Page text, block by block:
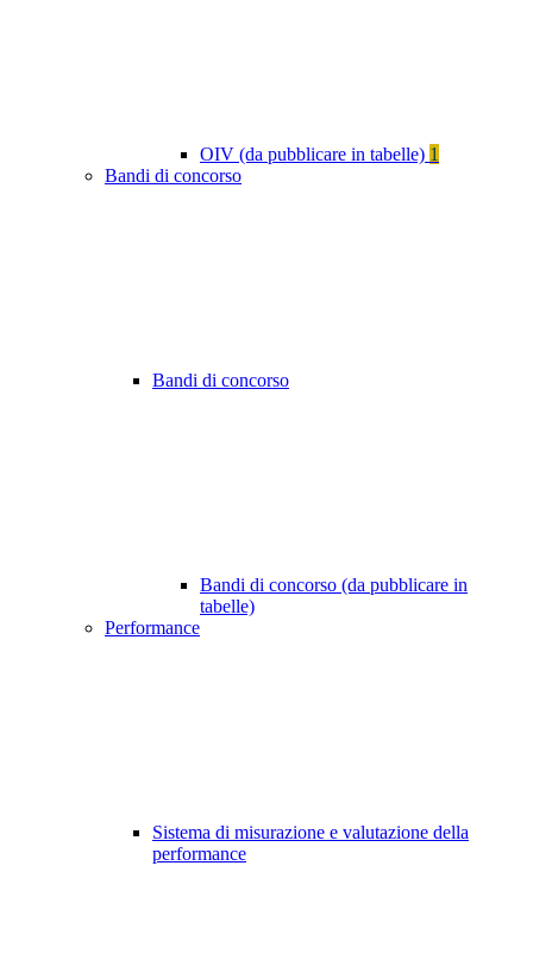
OIV (da pubblicare in tabelle) 1
Bandi di concorso
Bandi di concorso
Bandi di concorso (da pubblicare in
tabelle)
Performance
Sistema di misurazione e valutazione della
performance